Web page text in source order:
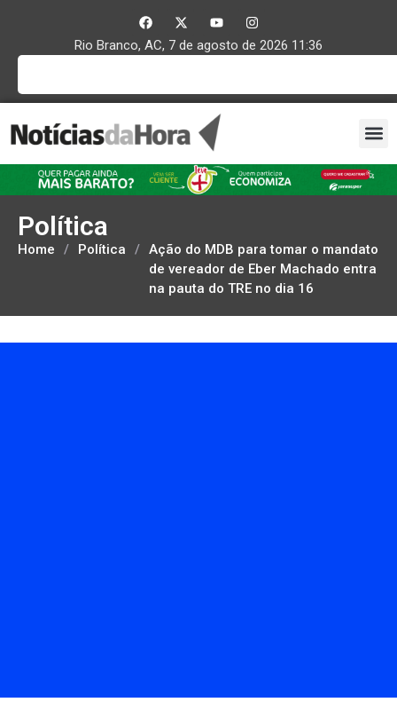
Rio Branco, AC, 7 de agosto de 2026 11:36
Política
Home / Política / Ação do MDB para tomar o mandato
de vereador de Eber Machado entra
na pauta do TRE no dia 16